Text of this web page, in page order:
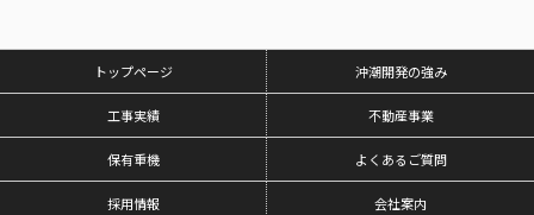
トップページ 沖潮開発の強み
工事実績 不動産事業
保有重機 よくあるご質問
採用情報 会社案内